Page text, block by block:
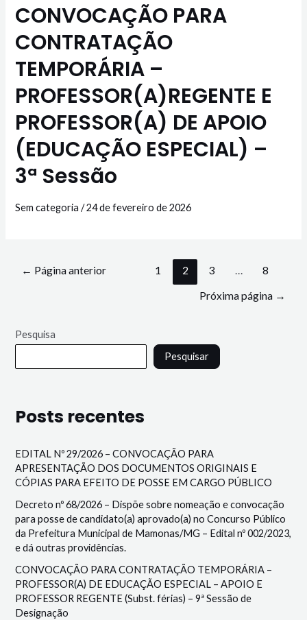
CONVOCAÇÃO PARA
CONTRATAÇÃO
TEMPORÁRIA –
PROFESSOR(A)REGENTE E
PROFESSOR(A) DE APOIO
(EDUCAÇÃO ESPECIAL) –
3ª Sessão
Sem categoria /24 de fevereiro de 2026
← Página anterior 1 2 3 … 8
Próxima página →
Pesquisa
Pesquisar
Posts recentes
EDITAL Nº 29/2026 – CONVOCAÇÃO PARA
APRESENTAÇÃO DOS DOCUMENTOS ORIGINAIS E
CÓPIAS PARA EFEITO DE POSSE EM CARGO PÚBLICO
Decreto nº 68/2026 – Dispõe sobre nomeação e convocação
para posse de candidato(a) aprovado(a) no Concurso Público
da Prefeitura Municipal de Mamonas/MG – Edital nº 002/2023,
e dá outras providências.
CONVOCAÇÃO PARA CONTRATAÇÃO TEMPORÁRIA –
PROFESSOR(A) DE EDUCAÇÃO ESPECIAL – APOIO E
PROFESSOR REGENTE (Subst. férias) – 9ª Sessão de
Designação